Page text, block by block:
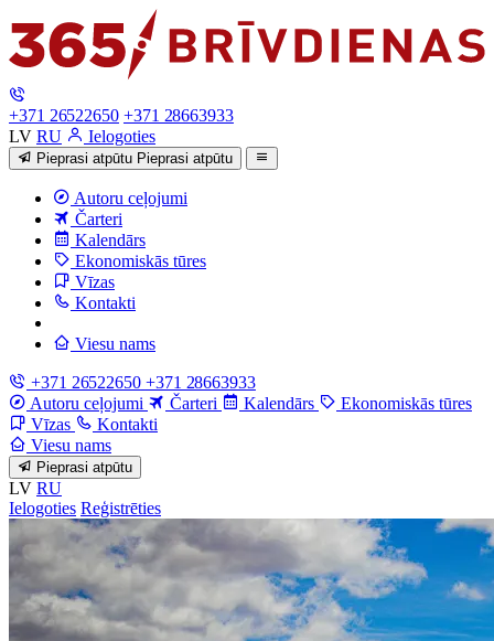
+371 26522650 +371 28663933
LV RU Ielogoties
Pieprasi atpūtu Pieprasi atpūtu
Autoru ceļojumi
Čarteri
Kalendārs
Ekonomiskās tūres
Vīzas
Kontakti
Viesu nams
+371 26522650 +371 28663933
Autoru ceļojumi
Čarteri Kalendārs
Ekonomiskās tūres
Vīzas
Kontakti
Viesu nams
Pieprasi atpūtu
LV RU
Ielogoties Reģistrēties